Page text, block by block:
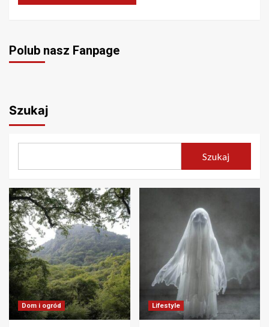
Polub nasz Fanpage
Szukaj
Szukaj
Dom i ogród Lifestyle